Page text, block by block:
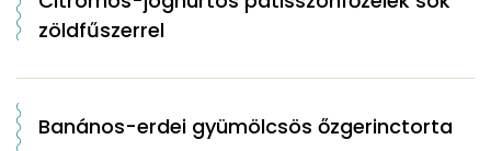
zöldfűszerrel
Banános-erdei gyümölcsös őzgerinctorta